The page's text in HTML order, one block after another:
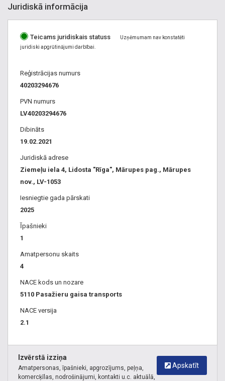
Juridiskā informācija
Teicams juridiskais statuss
Uzņēmumam nav konstatēti
juridiski apgrūtinājumi darbībai.
Reģistrācijas numurs
40203294676
PVN numurs
LV40203294676
Dibināts
19.02.2021
Juridiskā adrese
Ziemeļu iela 4, Lidosta "Rīga", Mārupes pag., Mārupes
nov., LV-1053
Iesniegtie gada pārskati
2025
Īpašnieki
1
Amatpersonu skaits
4
NACE kods un nozare
5110 Pasažieru gaisa transports
NACE versija
2.1
Apskatīt
Izvērstā izziņa
Amatpersonas, īpašnieki, apgrozījums, peļņa,
komercķīlas, nodrošinājumi, kontakti u.c. aktuālā,